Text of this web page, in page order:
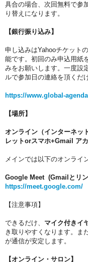
具合の場合、次回無料で参
り替えになります。
【銀行振り込み】
申し込みはYahooチケット
能です。初回のみ申込用紙
みをお願いします。一度設
ルで参加日の連絡を頂くだ
https://www.global-
【場所】
オンライン（インターネッ
レットorスマホ+Gmail ア
メインでは以下のオンライ
Google Meet (Gmailとリン
https://meet.google.com/
【注意事項】
できるだけ、 マイク付きイ
き取りやすくなります。ま
が通信が安定します。
【オンライン・サロン】